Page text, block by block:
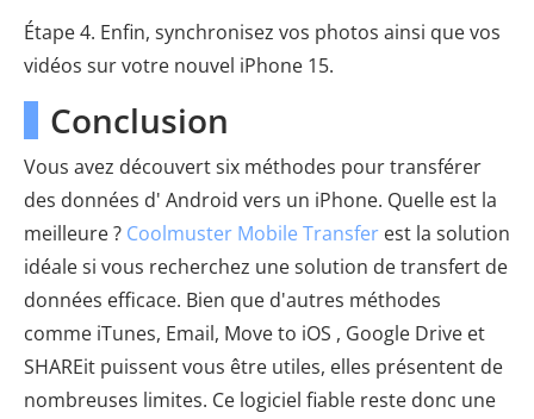
Étape 4. Enfin, synchronisez vos photos ainsi que vos
vidéos sur votre nouvel iPhone 15.
Conclusion
Vous avez découvert six méthodes pour transférer
des données d' Android vers un iPhone. Quelle est la
meilleure ? Coolmuster Mobile Transfer est la solution
idéale si vous recherchez une solution de transfert de
données efficace. Bien que d'autres méthodes
comme iTunes, Email, Move to iOS , Google Drive et
SHAREit puissent vous être utiles, elles présentent de
nombreuses limites. Ce logiciel fiable reste donc une